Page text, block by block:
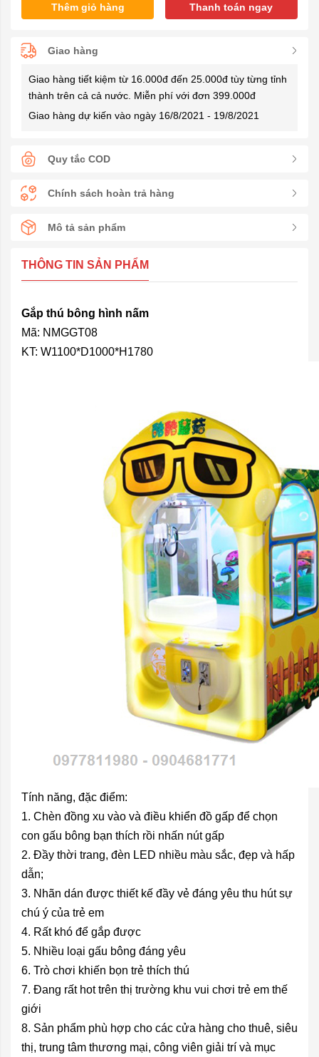
Thêm giỏ hàng Thanh toán ngay
Giao hàng
Giao hàng tiết kiệm từ 16.000đ đến 25.000đ tùy từng tỉnh
thành trên cả cả nước. Miễn phí với đơn 399.000đ
Giao hàng dự kiến vào ngày 16/8/2021 - 19/8/2021
Quy tắc COD
Chính sách hoàn trả hàng
Mô tả sản phẩm
THÔNG TIN SẢN PHẨM
Gắp thú bông hình nấm
Mã: NMGGT08
KT: W1100*D1000*H1780
Tính năng, đặc điểm:
1. Chèn đồng xu vào và điều khiển đồ gấp để chọn
con gấu bông bạn thích rồi nhấn nút gấp
2. Đầy thời trang, đèn LED nhiều màu sắc, đẹp và hấp
dẫn;
3. Nhãn dán được thiết kế đầy vẻ đáng yêu thu hút sự
chú ý của trẻ em
4. Rất khó để gắp được
5. Nhiều loại gấu bông đáng yêu
6. Trò chơi khiến bọn trẻ thích thú
7. Đang rất hot trên thị trường khu vui chơi trẻ em thế
giới
8. Sản phẩm phù hợp cho các cửa hàng cho thuê, siêu
thị, trung tâm thương mại, công viên giải trí và mục